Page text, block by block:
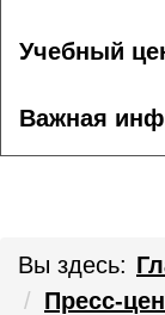
Учебный
Важная
Вы здесь:
Пресс-